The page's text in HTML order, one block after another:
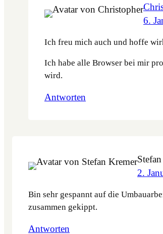
6.
Ich freu mich auch und hoffe
Ich habe alle Browser bei mir
wird.
Antworten
2.
Bin sehr gespannt auf die
zusammen gekippt.
Antworten